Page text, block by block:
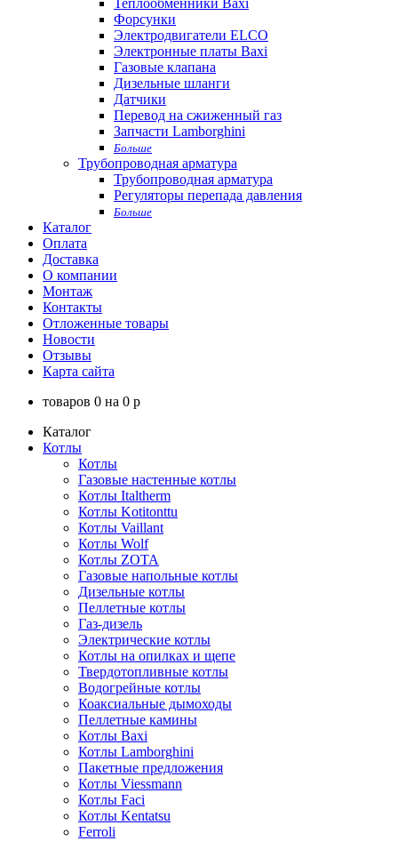
Теплообменники Baxi
Форсунки
Электродвигатели ELCO
Электронные платы Baxi
Газовые клапана
Дизельные шланги
Датчики
Перевод на сжиженный газ
Запчасти Lamborghini
Больше
Трубопроводная арматура
Трубопроводная арматура
Регуляторы перепада давления
Больше
Каталог
Оплата
Доставка
О компании
Монтаж
Контакты
Отложенные товары
Новости
Отзывы
Карта сайта
товаров 0 на 0 p
Каталог
Котлы
Котлы
Газовые настенные котлы
Котлы Italtherm
Котлы Kotitonttu
Котлы Vaillant
Котлы Wolf
Котлы ZOTA
Газовые напольные котлы
Дизельные котлы
Пеллетные котлы
Газ-дизель
Электрические котлы
Котлы на опилках и щепе
Твердотопливные котлы
Водогрейные котлы
Коаксиальные дымоходы
Пеллетные камины
Котлы Baxi
Котлы Lamborghini
Пакетные предложения
Котлы Viessmann
Котлы Faci
Котлы Kentatsu
Ferroli